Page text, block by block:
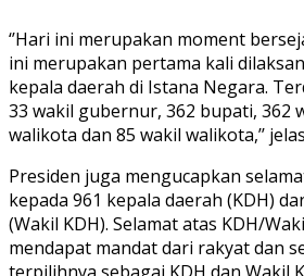
‘’Hari ini merupakan moment
ini merupakan pertama kali
kepala daerah di Istana Negara.
33 wakil gubernur, 362 bupati, 362
walikota dan 85 wakil walikota,’’
Presiden juga mengucapkan
kepada 961 kepala daerah (KDH)
(Wakil KDH). Selamat atas KDH/
mendapat mandat dari rakyat dan